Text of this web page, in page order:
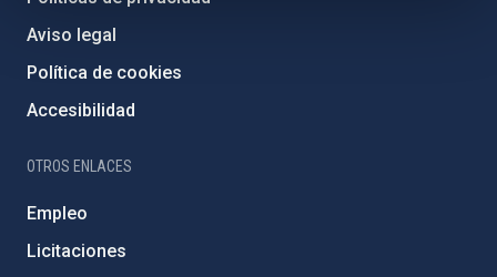
Aviso legal
Política de cookies
Accesibilidad
OTROS ENLACES
Empleo
Licitaciones